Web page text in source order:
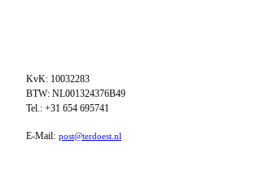
KvK: 10032283
BTW: NL001324376B49
Tel.: +31 654 695741
E-Mail: post@terdoest.nl